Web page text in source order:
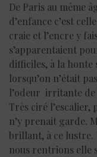
De Paris au même
d’enfance c’est
craie et l’encre y
s’apparentaient
difficiles, à la honte
lorsqu’on n’était
l’odeur irritante de
Très ciré l’escalier,
n’y prenait garde.
brillant, à ce
nous rentrions elle